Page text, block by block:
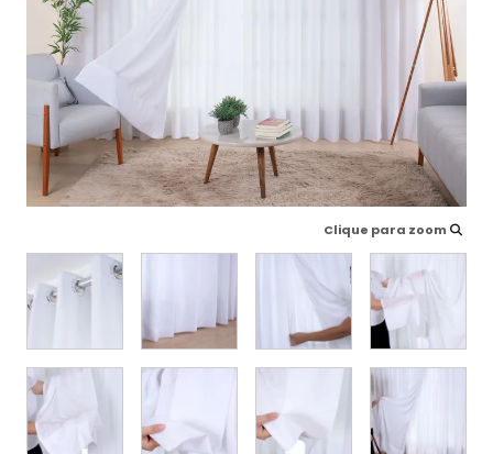
Clique para zoom